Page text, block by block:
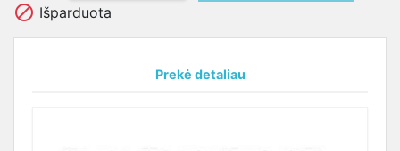
 Išparduota
Prekė detaliau